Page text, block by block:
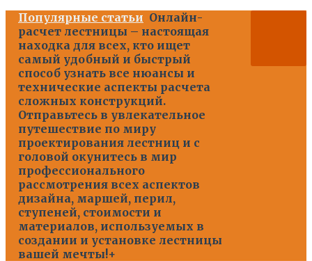
Популярные статьи Онлайн-
расчет лестницы – настоящая
находка для всех, кто ищет
самый удобный и быстрый
способ узнать все нюансы и
технические аспекты расчета
сложных конструкций.
Отправьтесь в увлекательное
путешествие по миру
проектирования лестниц и с
головой окунитесь в мир
профессионального
рассмотрения всех аспектов
дизайна, маршей, перил,
ступеней, стоимости и
материалов, используемых в
создании и установке лестницы
вашей мечты!+